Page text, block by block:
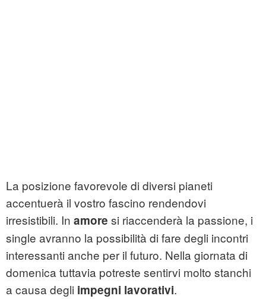
La posizione favorevole di diversi pianeti
accentuerà il vostro fascino rendendovi
irresistibili. In amore si riaccenderà la passione, i
single avranno la possibilità di fare degli incontri
interessanti anche per il futuro. Nella giornata di
domenica tuttavia potreste sentirvi molto stanchi
a causa degli impegni lavorativi.